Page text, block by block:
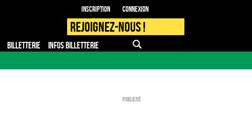
Inscription Connexion
Rejoignez-nous !
BILLETTERIE INFOS BILLETTERIE APPLI MOBILE
Publicité